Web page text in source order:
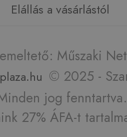
Elállás a vásárlástól
Műszaki
© 2025 -
jog fenntartva.
27% ÁFA-t